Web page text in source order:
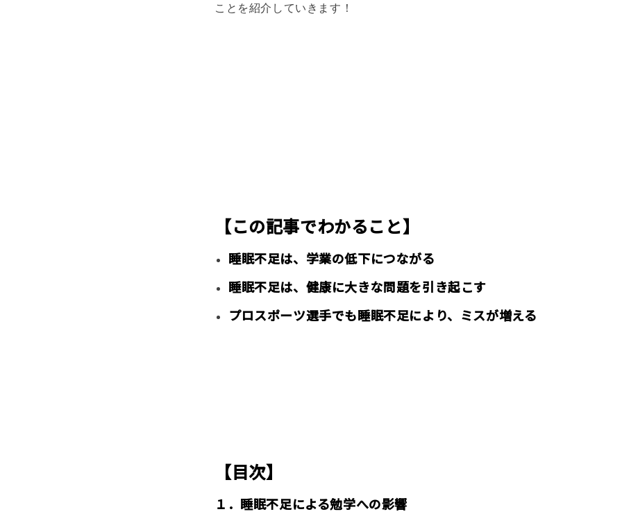
ことを紹介していきます！
【この記事でわかること】
睡眠不足は、学業の低下につながる
睡眠不足は、健康に大きな問題を引き起こす
プロスポーツ選手でも睡眠不足により、ミスが増える
【目次】
１．睡眠不足による勉学への影響